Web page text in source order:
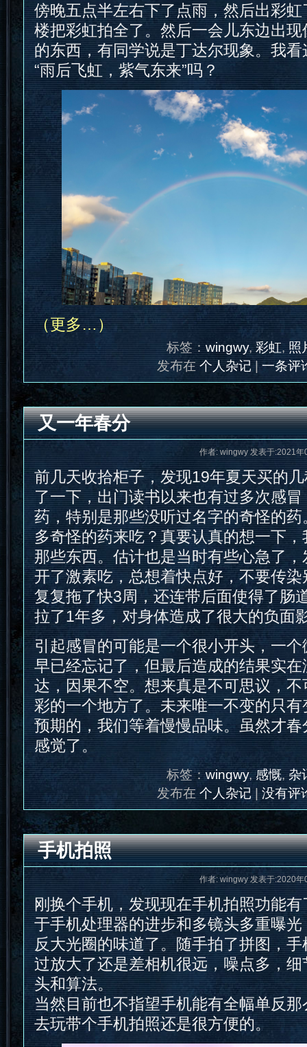
傍晚五点半左右下了点雨，然后出彩
楼把彩虹拍全了。然后一会儿东边出
的东西，有同学说是丁达尔现象。我
“雨后飞虹，紫气东来”吗？
（更多…）
标签： wingwy,彩虹, 照
发布在 个人杂记|一条评
又一年春分
作者: wingwy 发表于:2021
前几天收拾柜子，发现19年夏天买的
了一下，出门读书以来也有过多次感
药，特别是那些没听过名字的奇怪的
多奇怪的药来吃？真要认真的想一下
那些东西。估计也是当时有些心急了
开了激素吃，总想着快点好，不要传
复复拖了快3周，还连带后面使得了肠
拉了1年多，对身体造成了很大的负面
引起感冒的可能是一个很小开头，一
早已经忘记了，但最后造成的结果实
达，因果不空。想来真是不可思议，
彩的一个地方了。未来唯一不变的只
预期的，我们等着慢慢品味。虽然才
感觉了。
标签：wingwy,感慨, 杂
发布在个人杂记|没有评
手机拍照
作者: wingwy 发表于:2020
刚换个手机，发现现在手机拍照功能
于手机处理器的进步和多镜头多重曝
反大光圈的味道了。随手拍了拼图，
过放大了还是差相机很远，噪点多，
头和算法。
当然目前也不指望手机能有全幅单反
去玩带个手机拍照还是很方便的。